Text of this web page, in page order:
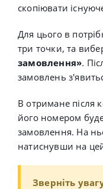
скопіювати
Для цього в
три точки, та
замовлення».
замовлень
В отримане після
його номером
замовлення. На
натиснувши на
Зверніть